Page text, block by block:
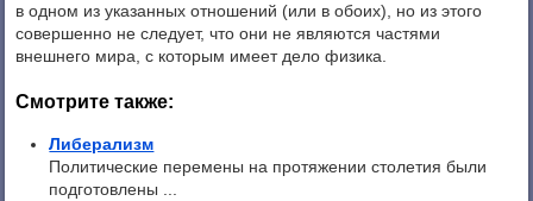
в одном из указанных отношений (или в обоих), но из этого
совершенно не следует, что они не являются частями
внешнего мира, с которым имеет дело физика.
Смотрите также:
Либерализм
Политические перемены на протяжении столетия были
подготовлены ...